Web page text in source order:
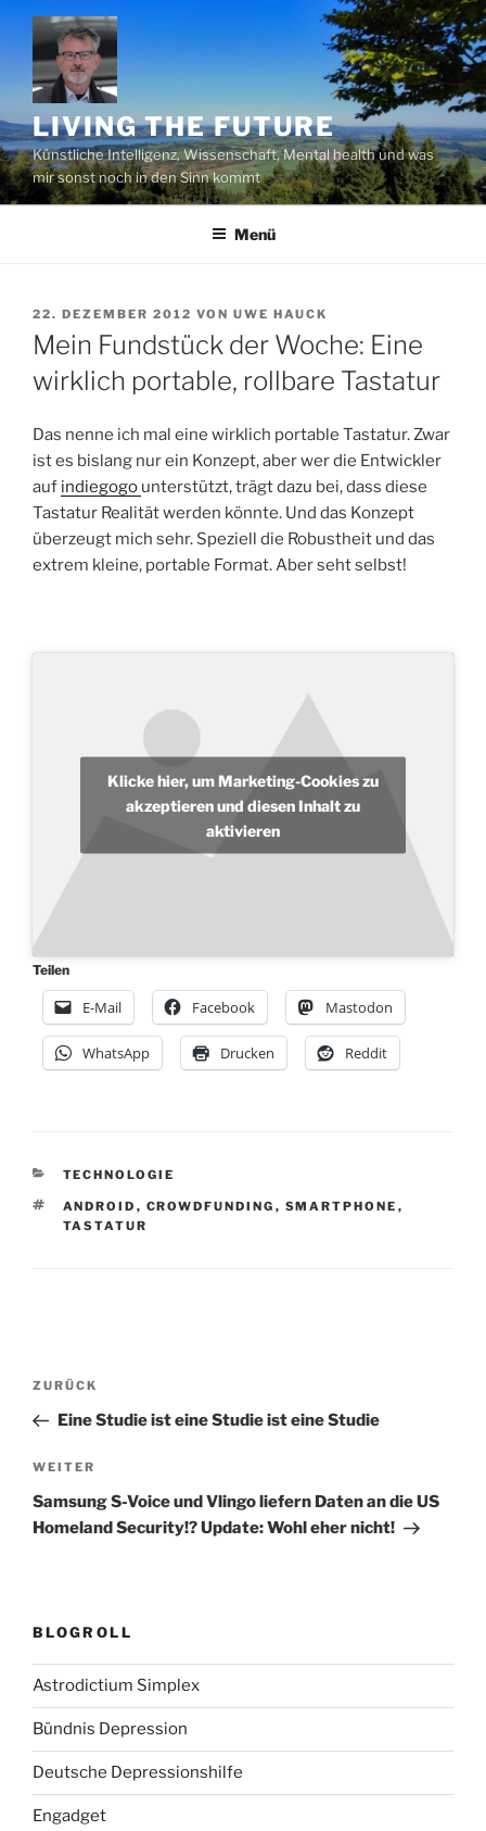
Zum
Inhalt
springen
LIVING THE FUTURE
Künstliche Intelligenz, Wissenschaft, Mental health und was
mir sonst noch in den Sinn kommt
Menü
VERÖFFENTLICHT
AM
22. DEZEMBER 2012 VON UWE HAUCK
Mein Fundstück der Woche: Eine
wirklich portable, rollbare Tastatur
Das nenne ich mal eine wirklich portable Tastatur. Zwar
ist es bislang nur ein Konzept, aber wer die Entwickler
auf indiegogo unterstützt, trägt dazu bei, dass diese
Tastatur Realität werden könnte. Und das Konzept
überzeugt mich sehr. Speziell die Robustheit und das
extrem kleine, portable Format. Aber seht selbst!
Klicke hier, um Marketing-Cookies zu
akzeptieren und diesen Inhalt zu
aktivieren
Teilen
E-Mail Facebook Mastodon
WhatsApp Drucken Reddit
KATEGORIEN
TECHNOLOGIE
SCHLAGWÖRTER
ANDROID , CROWDFUNDING , SMARTPHONE ,
TASTATUR
Beitragsnavigation
Vorheriger
Beitrag
ZURÜCK
Eine Studie ist eine Studie ist eine Studie
Nächster
Beitrag
WEITER
Samsung S-Voice und Vlingo liefern Daten an die US
Homeland Security!? Update: Wohl eher nicht!
BLOGROLL
Astrodictium Simplex
Bündnis Depression
Deutsche Depressionshilfe
Engadget